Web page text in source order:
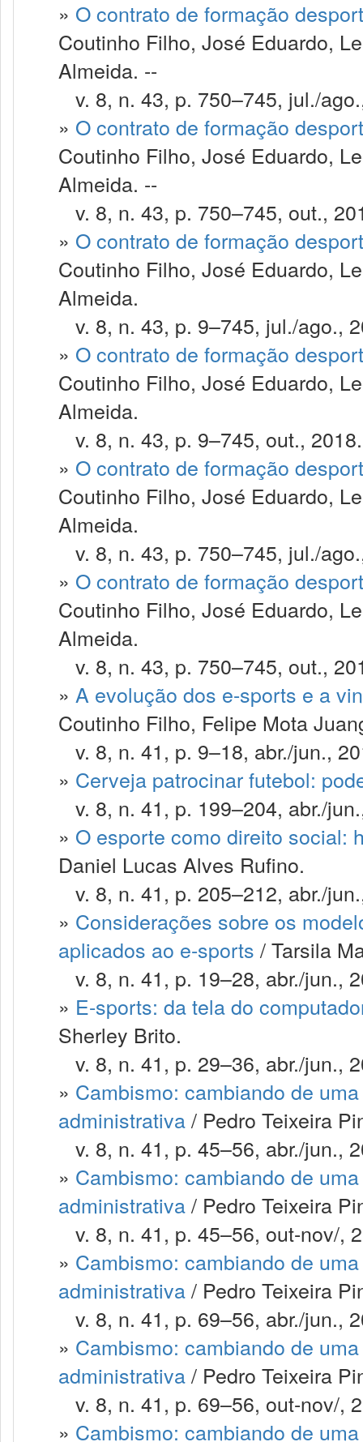
» O contrato de formação
Coutinho Filho, José Eduardo,
Almeida. --
v. 8, n. 43, p. 750–745, jul./
» O contrato de formação
Coutinho Filho, José Eduardo,
Almeida. --
v. 8, n. 43, p. 750–745, out.,
» O contrato de formação
Coutinho Filho, José Eduardo,
Almeida.
v. 8, n. 43, p. 9–745, jul./ago.,
» O contrato de formação
Coutinho Filho, José Eduardo,
Almeida.
v. 8, n. 43, p. 9–745, out., 2018.
» O contrato de formação
Coutinho Filho, José Eduardo,
Almeida.
v. 8, n. 43, p. 750–745, jul./
» O contrato de formação
Coutinho Filho, José Eduardo,
Almeida.
v. 8, n. 43, p. 750–745, out.,
» A evolução dos e-sports e a
Coutinho Filho, Felipe Mota
v. 8, n. 41, p. 9–18, abr./jun.,
» Cerveja patrocinar futebol:
v. 8, n. 41, p. 199–204, abr./
» O esporte como direito social:
Daniel Lucas Alves Rufino.
v. 8, n. 41, p. 205–212, abr./
» Considerações sobre os
aplicados ao e-sports / Tarsila
v. 8, n. 41, p. 19–28, abr./jun.,
» E-sports: da tela do
Sherley Brito.
v. 8, n. 41, p. 29–36, abr./jun.,
» Cambismo: cambiando de
administrativa/ Pedro Teixeira
v. 8, n. 41, p. 45–56, abr./jun.,
» Cambismo: cambiando de
administrativa/ Pedro Teixeira
v. 8, n. 41, p. 45–56, out-nov/,
» Cambismo: cambiando de
administrativa/ Pedro Teixeira
v. 8, n. 41, p. 69–56, abr./jun.,
» Cambismo: cambiando de
administrativa/ Pedro Teixeira
v. 8, n. 41, p. 69–56, out-nov/,
» Cambismo: cambiando de